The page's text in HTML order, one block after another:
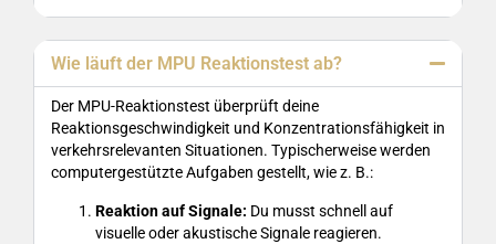
Wie läuft der MPU Reaktionstest ab?
Der MPU-Reaktionstest überprüft deine
Reaktionsgeschwindigkeit und Konzentrationsfähigkeit in
verkehrsrelevanten Situationen. Typischerweise werden
computergestützte Aufgaben gestellt, wie z. B.:
Reaktion auf Signale: Du musst schnell auf
visuelle oder akustische Signale reagieren.